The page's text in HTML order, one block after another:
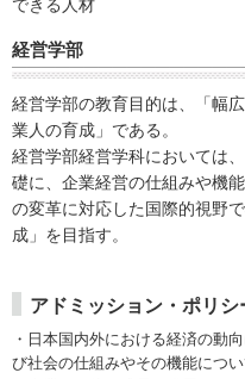
できる人材
経営学部
経営学部の教育目的は、「幅
業人の育成」である。
経営学部経営学科においては
礎に、企業経営の仕組みや機
の変革に対応した国際的視野
成」を目指す。
アドミッション・ポリ
・日本国内外における経済の動
び社会の仕組みやその機能につ